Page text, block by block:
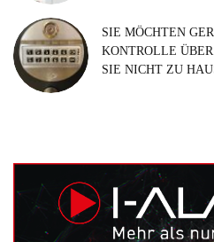
SIE MÖCHTEN
KONTROLLE
SIE NICHT ZU